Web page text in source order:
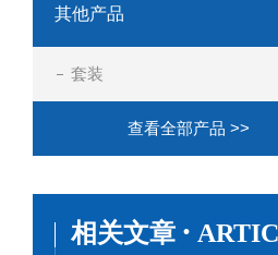
其他产品
套装
查看全部产品 >>
相关文章 ·